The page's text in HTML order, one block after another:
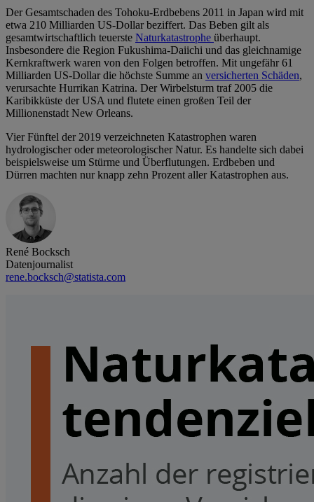
Der Gesamtschaden des Tohoku-Erdbebens 2011 in Japan wird mit
etwa 210 Milliarden US-Dollar beziffert. Das Beben gilt als
gesamtwirtschaftlich teuerste Naturkatastrophe überhaupt.
Insbesondere die Region Fukushima-Daiichi und das gleichnamige
Kernkraftwerk waren von den Folgen betroffen. Mit ungefähr 61
Milliarden US-Dollar die höchste Summe an versicherten Schäden,
verursachte Hurrikan Katrina. Der Wirbelsturm traf 2005 die
Karibikküste der USA und flutete einen großen Teil der
Millionenstadt New Orleans.
Vier Fünftel der 2019 verzeichneten Katastrophen waren
hydrologischer oder meteorologischer Natur. Es handelte sich dabei
beispielsweise um Stürme und Überflutungen. Erdbeben und
Dürren machten nur knapp zehn Prozent aller Katastrophen aus.
René Bocksch
Datenjournalist
rene.bocksch@statista.com